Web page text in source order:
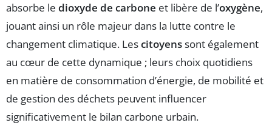
absorbe le dioxyde de carbone et libère de l’oxygène,
jouant ainsi un rôle majeur dans la lutte contre le
changement climatique. Lescitoyenssont également
au cœur de cette dynamique ; leurs choix quotidiens
en matière de consommation d’énergie, de mobilité et
de gestion des déchets peuvent influencer
significativement le bilan carbone urbain.